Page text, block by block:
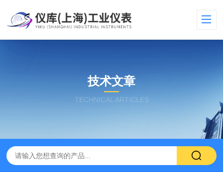
技术文章
TECHNICAL ARTICLES